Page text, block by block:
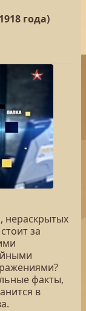
года)
нераскрытых
за
факты,
в